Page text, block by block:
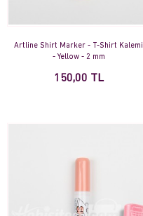
Artline Shirt Marker - T-Shirt Kalemi
- Yellow - 2 mm
150,00 TL